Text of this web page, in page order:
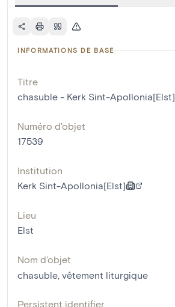
INFORMATIONS DE BASE
Titre
chasuble - Kerk Sint-Apollonia[Elst]
Numéro d'objet
17539
Institution
Kerk Sint-Apollonia[Elst]
Lieu
Elst
Nom d'objet
chasuble vêtement liturgique
Persistent identifier